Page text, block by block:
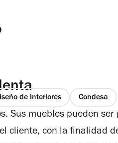
de interiores Condesa
Sus muebles pueden
cliente, con la finalidad